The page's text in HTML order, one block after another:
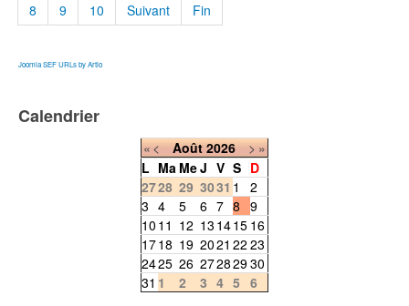
8 9 10 Suivant Fin
Joomla SEF URLs by Artio
Calendrier
«< Août 2026 >»
L Ma MeJ V S D
2728 29 3031 1
2
3 4 5 6 7 8 9
10 11 12 13 1415 16
1718 19 2021 22 23
2425 26 27282930
31 1 2 3 4 5 6